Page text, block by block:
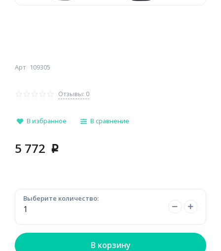
Арт 109305
Отзывы: 0
В избранное В сравнение
5 772 p
Выберите количество:
В корзину